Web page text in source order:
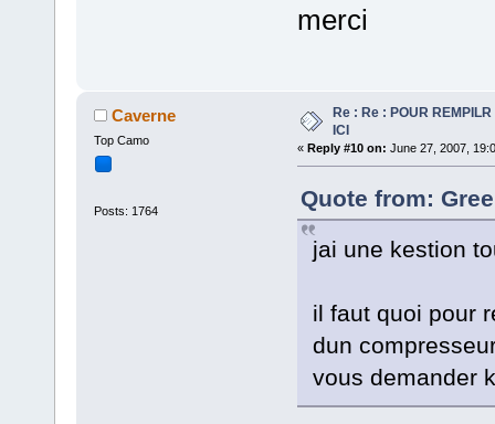
merci
Caverne
Top Camo
Posts: 1764
Re : Re : POUR
ICI
« Reply #10 on: June 27, 2007,
Quote from:
jai une kestion
il faut quoi pour
dun
vous demander